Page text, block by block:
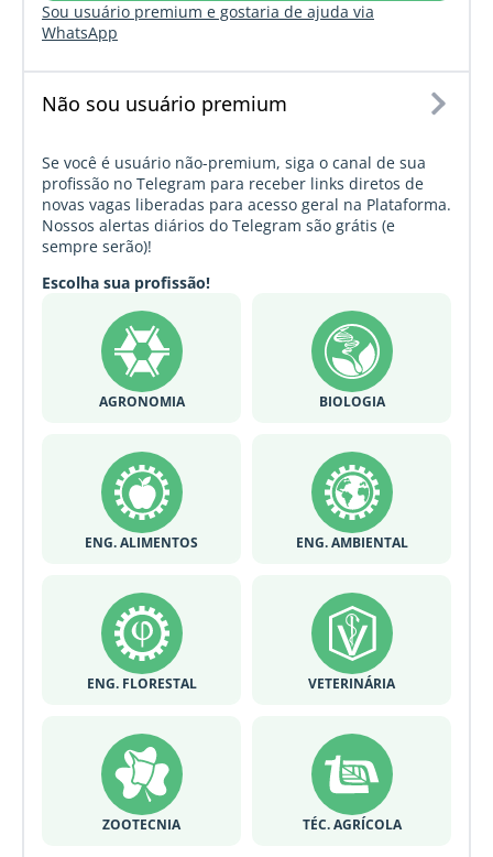
Sou usuário premium e gostaria de ajuda via
WhatsApp
Não sou usuário premium
Se você é usuário não-premium, siga o canal de sua
profissão no Telegram para receber links diretos de
novas vagas liberadas para acesso geral na Plataforma.
Nossos alertas diários do Telegram são grátis (e
sempre serão)!
Escolha sua profissão!
AGRONOMIA BIOLOGIA
ENG. ALIMENTOS ENG. AMBIENTAL
ENG. FLORESTAL VETERINÁRIA
ZOOTECNIA TÉC. AGRÍCOLA